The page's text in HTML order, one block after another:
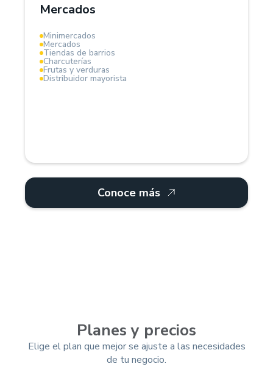
Mercados
Minimercados
Mercados
Tiendas de barrios
Charcuterías
Frutas y verduras
Distribuidor mayorista
La herramienta ideal para modernizar tu mercado.
Conoce más
Planes y precios
Elige el plan que mejor se ajuste a las necesidades
de tu negocio.